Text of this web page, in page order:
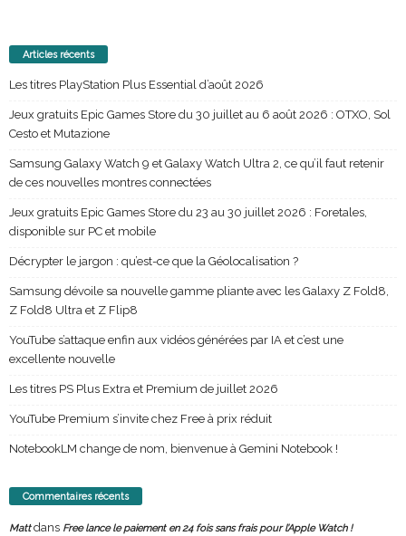
Articles récents
Les titres PlayStation Plus Essential d’août 2026
Jeux gratuits Epic Games Store du 30 juillet au 6 août 2026 : OTXO, Sol
Cesto et Mutazione
Samsung Galaxy Watch 9 et Galaxy Watch Ultra 2, ce qu’il faut retenir
de ces nouvelles montres connectées
Jeux gratuits Epic Games Store du 23 au 30 juillet 2026 : Foretales,
disponible sur PC et mobile
Décrypter le jargon : qu’est-ce que la Géolocalisation ?
Samsung dévoile sa nouvelle gamme pliante avec les Galaxy Z Fold8,
Z Fold8 Ultra et Z Flip8
YouTube s’attaque enfin aux vidéos générées par IA et c’est une
excellente nouvelle
Les titres PS Plus Extra et Premium de juillet 2026
YouTube Premium s’invite chez Free à prix réduit
NotebookLM change de nom, bienvenue à Gemini Notebook !
Commentaires récents
Mattdans Free lance le paiement en 24 fois sans frais pour l’Apple Watch !